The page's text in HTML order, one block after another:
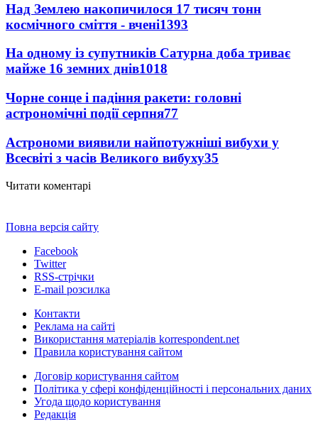
Над Землею накопичилося 17 тисяч тонн
космічного сміття - вчені1393
На одному із супутників Сатурна доба триває
майже 16 земних днів1018
Чорне сонце і падіння ракети: головні
астрономічні події серпня77
Астрономи виявили найпотужніші вибухи у
Всесвіті з часів Великого вибуху35
Читати коментарі
Повна версія сайту
Facebook
Twitter
RSS-стрічки
E-mail розсилка
Контакти
Реклама на сайті
Використання матеріалів korrespondent.net
Правила користування сайтом
Договір користування сайтом
Політика у сфері конфіденційності і персональних даних
Угода щодо користування
Редакція